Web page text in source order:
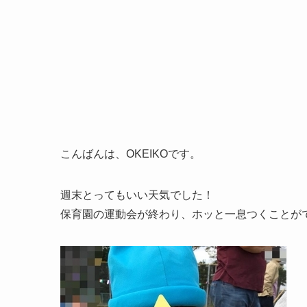
こんばんは、OKEIKOです。
週末とってもいい天気でした！
保育園の運動会が終わり、ホッと一息つくことが